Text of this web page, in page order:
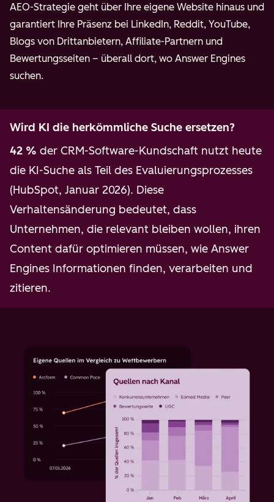
AEO-Strategie geht über Ihre eigene Website hinaus und
garantiert Ihre Präsenz bei LinkedIn, Reddit, YouTube,
Blogs von Drittanbietern, Affiliate-Partnern und
Bewertungsseiten – überall dort, wo Answer Engines
suchen.
Wird KI die herkömmliche Suche ersetzen?
42 % der CRM-Software-Kundschaft nutzt heute
die KI-Suche als Teil des Evaluierungsprozesses
(HubSpot, Januar 2026). Diese
Verhaltensänderung bedeutet, dass
Unternehmen, die relevant bleiben wollen, ihren
Content dafür optimieren müssen, wie Answer
Engines Informationen finden, verarbeiten und
zitieren.